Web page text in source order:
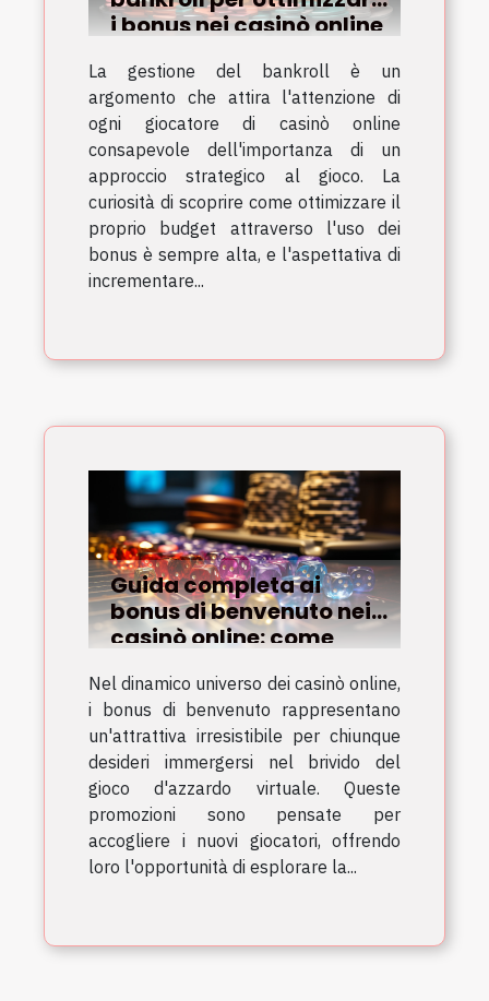
i bonus nei casinò online
La gestione del bankroll è un
argomento che attira l'attenzione di
ogni giocatore di casinò online
consapevole dell'importanza di un
approccio strategico al gioco. La
curiosità di scoprire come ottimizzare il
proprio budget attraverso l'uso dei
bonus è sempre alta, e l'aspettativa di
incrementare...
Guida completa ai
bonus di benvenuto nei
casinò online: come
Nel dinamico universo dei casinò online,
i bonus di benvenuto rappresentano
un'attrattiva irresistibile per chiunque
desideri immergersi nel brivido del
gioco d'azzardo virtuale. Queste
promozioni sono pensate per
accogliere i nuovi giocatori, offrendo
loro l'opportunità di esplorare la...